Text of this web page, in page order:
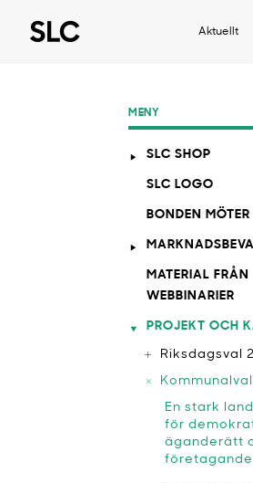
Aktuellt
MENY
SLC SHOP
SLC LOGO
BONDEN
MATERIAL FRÅN
WEBBINARIER
PROJEKT OCH
Riksdagsval
En stark
för
äganderätt
företagande